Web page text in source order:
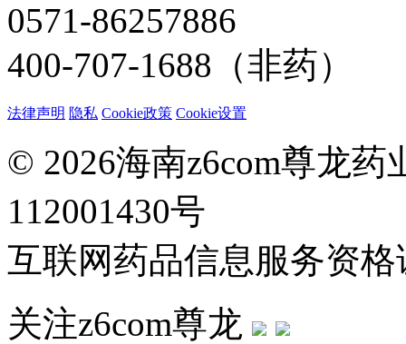
0571-86257886
400-707-1688（非药）
法律声明 隐私 Cookie政策 Cookie设置
© 2026海南z6com尊龙
112001430号
互联网药品信息服务资格
关注z6com尊龙